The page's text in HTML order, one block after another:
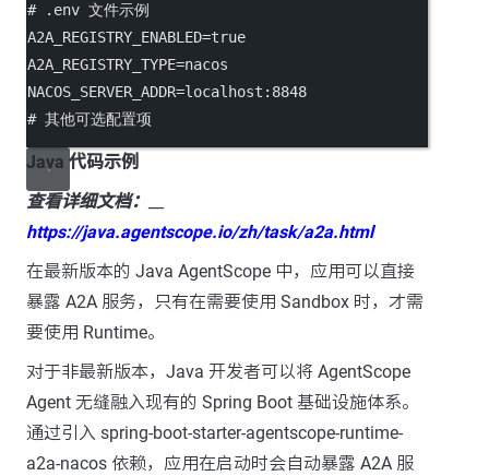
# .env 文件示例
A2A_REGISTRY_ENABLED=true
A2A_REGISTRY_TYPE=nacos
NACOS_SERVER_ADDR=localhost:8848
# 其他可选配置项
Java 代码示例
查看详细文档：
https://java.agentscope.io/zh/task/a2a.html
在最新版本的 Java AgentScope 中，应用可以直接
暴露 A2A 服务，只有在需要使用 Sandbox 时，才需
要使用 Runtime。
对于非最新版本，Java 开发者可以将 AgentScope
Agent 无缝融入现有的 Spring Boot 基础设施体系。
通过引入 spring-boot-starter-agentscope-runtime-
a2a-nacos 依赖，应用在启动时会自动暴露 A2A 服